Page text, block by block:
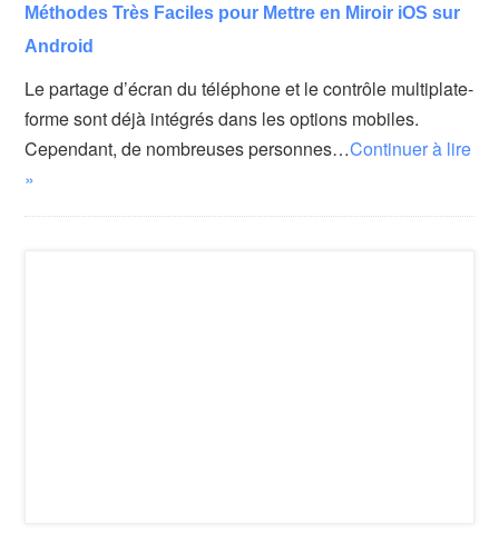
Méthodes Très Faciles pour Mettre en Miroir iOS sur
Android
Le partage d’écran du téléphone et le contrôle multiplate-
forme sont déjà intégrés dans les options mobiles.
Cependant, de nombreuses personnes…Continuer à lire
»